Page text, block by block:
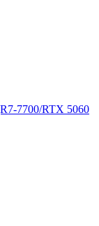
7700/RTX 5060